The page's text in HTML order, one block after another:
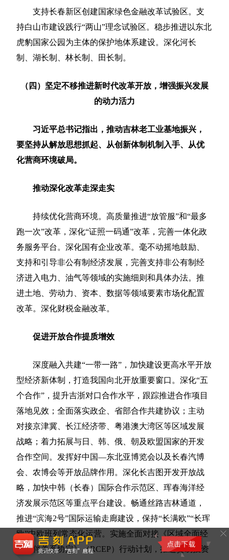
支持长春新区创建国家绿色金融改革试验区。支
持白山市建设践行“两山”理念试验区。稳步推进以东北
虎豹国家公园为主体的保护地体系建设。深化河长
制、湖长制、林长制、田长制。
（四）坚定不移推进新时代改革开放，增强振兴发展
的动力活力
习近平总书记指出，推动吉林老工业基地振兴，
要坚持从解放思想抓起、从创新体制机制入手、从优
化营商环境破局。
推动深化改革走深走实
持续优化营商环境。高质量推进“放管服”和“最多
跑一次”改革，深化“证照一码通”改革，完善一体化政
务服务平台。深化国有企业改革。毫不动摇地鼓励、
支持和引导非公有制经济发展，完善支持非公有制经
济进入电力、油气等领域的实施细则和具体办法。推
进土地、劳动力、资本、数据等领域要素市场化配置
改革。深化财税金融改革。
促进开放合作提质增效
深度融入共建“一带一路”，加快建设更高水平开放
型经济新体制，打造我国向北开放重要窗口。深化“五
个合作”，提升吉浙对口合作水平，跟踪推进合作项目
落地见效；全面落实政企、省部合作共建协议；主动
对接京津冀、长江经济带、粤港澳大湾区等区域发展
战略；着力拓展与日、韩、俄、朝及欧盟国家的开发
合作空间。发挥好中国—东北亚博览会以及长春汽博
会、农博会等开放品牌作用。深化长吉图开发开放战
略，加快中韩（长春）国际合作示范区、珲春海洋经
济发展示范区等重点平台建设。畅通丝路吉林通道，
推进“滨海2号”国际运输走廊建设，保持“长满欧”“长珲
欧”中欧班列常态化运营。实施全面对接《区域全面经
济伙伴关系协定》（RCEP）行动计划，推进贸易投资